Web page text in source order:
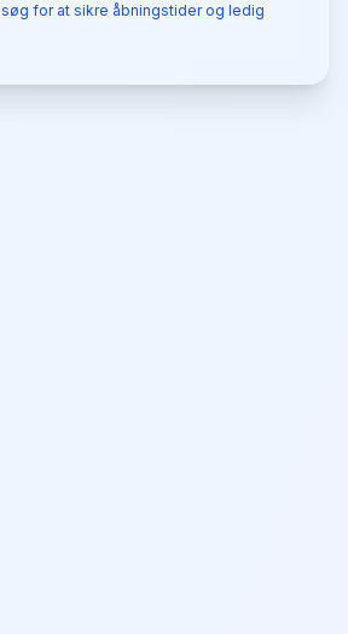
for at sikre åbningstider og ledig